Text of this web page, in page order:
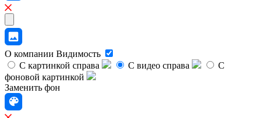
О компании Видимость
С картинкой справа
С видео справа
С
фоновой картинкой
Заменить фон